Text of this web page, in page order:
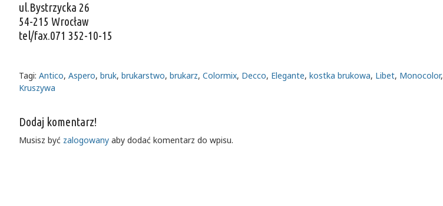
ul.Bystrzycka 26
54-215 Wrocław
tel/fax.071 352-10-15
Tagi: Antico, Aspero, bruk, brukarstwo, brukarz, Colormix, Decco, Elegante, kostka brukowa, Libet, Monocolor,
Kruszywa
Dodaj komentarz!
Musisz być zalogowany aby dodać komentarz do wpisu.